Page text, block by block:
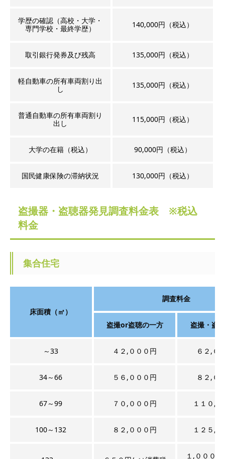
学歴の確認（高校・大学・
専門学校・最終学歴）
140,000円（税込）
取引銀行発券及び残高 135,000円（税込）
軽自動車の所有車両割り出
し
135,000円（税込）
普通自動車の所有車両割り
出し
115,000円（税込）
大学の在籍（税込） 90,000円（税込）
国民健康保険の滞納状況 130,000円（税込）
盗撮器・盗聴器発見調査料金表 ※税込
料金
集合住宅
床面積（㎡）
調査料金
盗撮or盗聴の一方 盗撮・盗
～33 ４２,０００円 ６２,０
34～66 ５６,０００円 ８２,０
67～99 ７０,０００円 １１０,
100～132 ８２,０００円 １２５,
１,０００